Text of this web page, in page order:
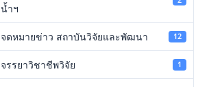
น้ำฯ
จดหมายข่าว สถาบันวิจัยและพัฒนา 12
จรรยาวิชาชีพวิจัย 1